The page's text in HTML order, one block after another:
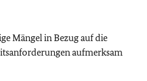
Mängel in Bezug auf die
aufmerksam